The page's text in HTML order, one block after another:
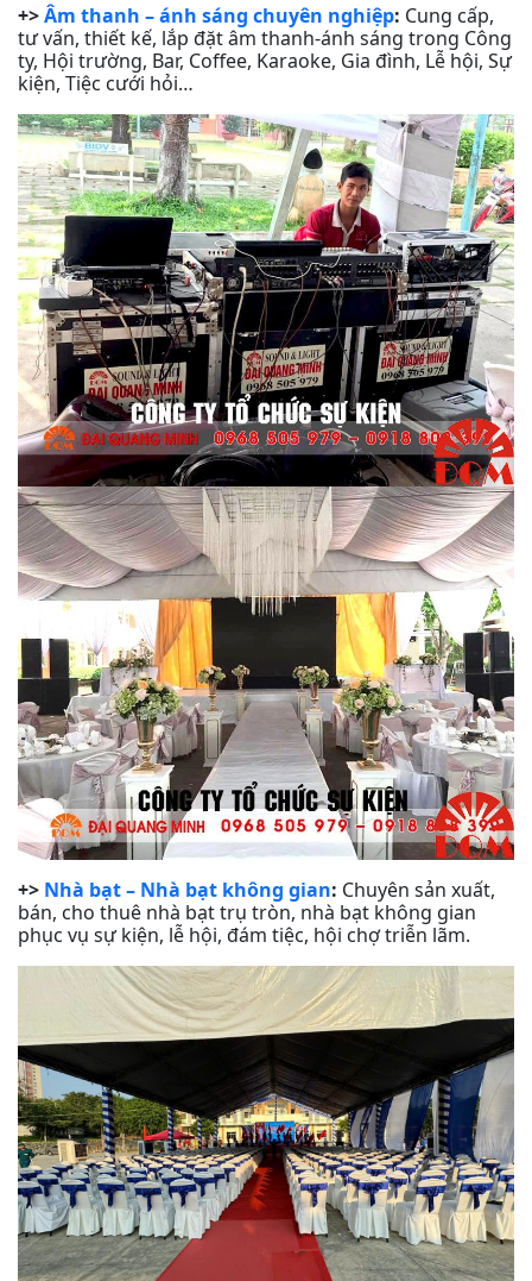
+>Âm thanh – ánh sáng chuyên nghiệp: Cung cấp,
tư vấn, thiết kế, lắp đặt âm thanh-ánh sáng trong Công
ty, Hội trường, Bar, Coffee, Karaoke, Gia đình, Lễ hội, Sự
kiện, Tiệc cưới hỏi…
+> Nhà bạt – Nhà bạt không gian: Chuyên sản xuất,
bán, cho thuê nhà bạt trụ tròn, nhà bạt không gian
phục vụ sự kiện, lễ hội, đám tiệc, hội chợ triễn lãm.